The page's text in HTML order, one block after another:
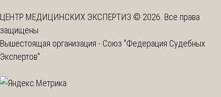
ЦЕНТР МЕДИЦИНСКИХ ЭКСПЕРТИЗ © 2026. Все права
защищены
Вышестоящая организация - Союз "Федерация Судебных
Экспертов"